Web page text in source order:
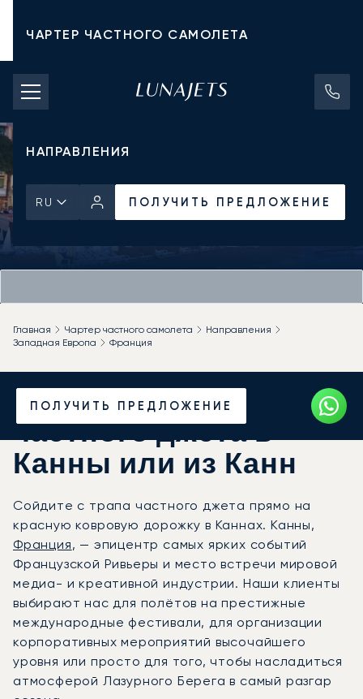
ЧАРТЕР ЧАСТНОГО САМОЛЕТА
СТОИМОСТЬ ЧАРТЕРА
ЧАСТНЫЕ САМОЛЕТЫ
НАПРАВЛЕНИЯ
RU ПОЛУЧИТЬ ПРЕДЛОЖЕНИЕ
ПОЛУЧИТЬ ПРЕДЛОЖЕНИЕ
Главная Чартер частного самолета
Направления
Западная Европа
Франция
Закажите аренду
частного джета в
Канны или из Канн
Сойдите с трапа частного джета прямо на
красную ковровую дорожку в Каннах. Канны,
Франция, — эпицентр самых ярких событий
Французской Ривьеры и место встречи мировой
медиа- и креативной индустрии. Наши клиенты
выбирают нас для полётов на престижные
международные фестивали, для организации
корпоративных мероприятий высочайшего
уровня или просто для того, чтобы насладиться
атмосферой Лазурного Берега в самый разгар